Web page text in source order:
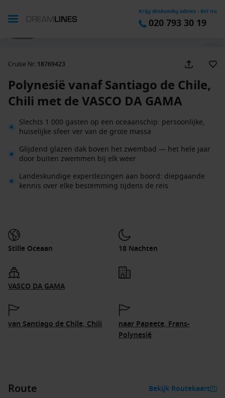
Krijg deskundig advies - Bel nu
020 793 30 19
Cruise Nr.:18769423
Polynesië vanaf Santiago de Chile,
Chili met de VASCO DA GAMA
Slechts 1.000 gasten op een oceaanschip: persoonlijke,
huiselijke sfeer ver van de grote massa
Glijdend glazen dak boven het zwembad — het hele jaar
door buiten zwemmen bij elk weer
Landeskundige expertlezingen aan boord: diepgaande
kennis over elke bestemming tijdens de reis
Stille Oceaan 18 Nachten
VASCO DA GAMA
van Santiago de Chile, Chili
naar Papeete, Frans-
Polynesië
Route Bekijk Routekaart